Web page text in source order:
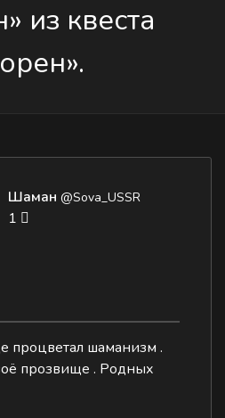
из квеста
Шаман @Sova_USSR
1
процветал шаманизм .
прозвище . Родных